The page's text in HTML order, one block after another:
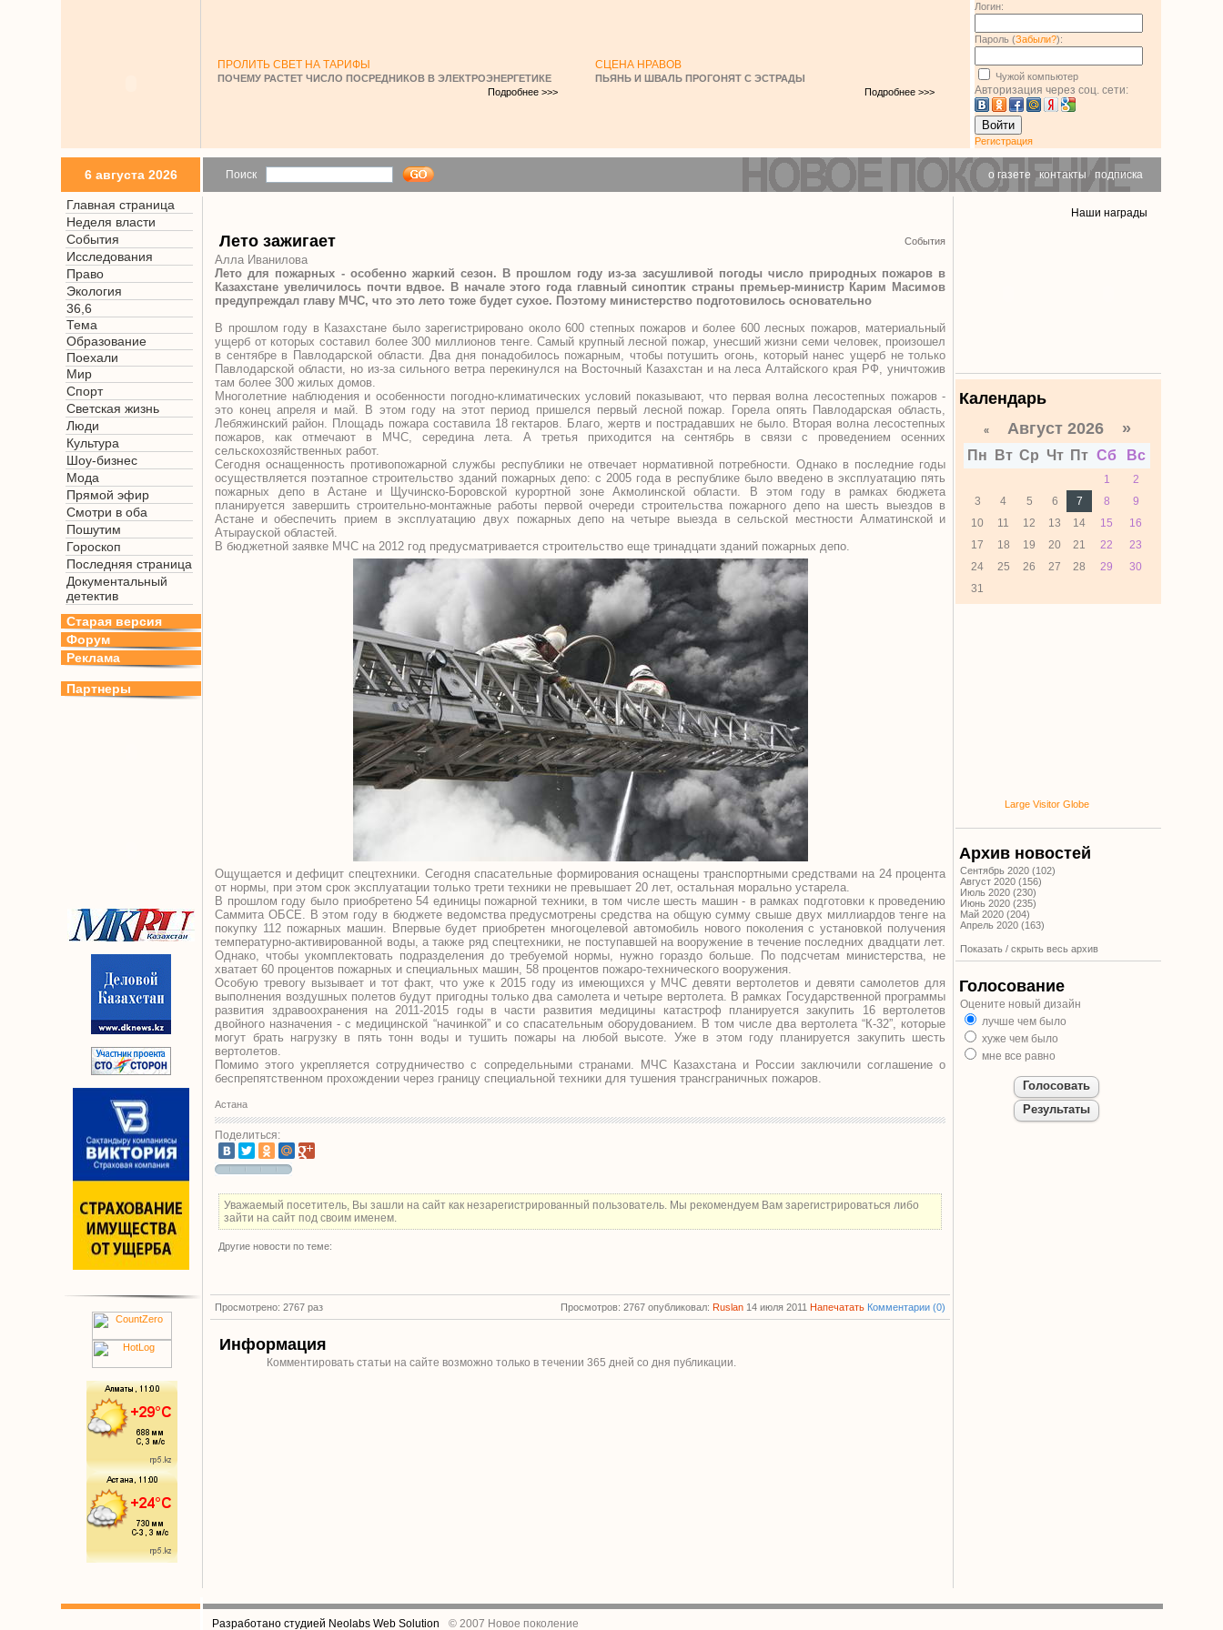
ПРОЛИТЬ СВЕТ НА ТАРИФЫ
ПОЧЕМУ РАСТЕТ ЧИСЛО ПОСРЕДНИКОВ В ЭЛЕКТРОЭНЕРГЕТИКЕ
Подробнее >>>
СЦЕНА НРАВОВ
ПЬЯНЬ И ШВАЛЬ ПРОГОНЯТ С ЭСТРАДЫ
Подробнее >>>
Логин:
Пароль (Забыли?):
Чужой компьютер
Авторизация через соц. сети:
Войти
Регистрация
6 августа 2026 Поиск о газете |контакты| подписка
Главная страница
Неделя власти
События
Исследования
Право
Экология
36,6
Тема
Образование
Поехали
Мир
Спорт
Светская жизнь
Люди
Культура
Шоу-бизнес
Мода
Прямой эфир
Смотри в оба
Пошутим
Гороскоп
Последняя страница
Документальный
детектив
Старая версия
Форум
Реклама
Партнеры
Лето зажигает События
Алла Иванилова
Лето для пожарных - особенно жаркий сезон. В прошлом году из-за засушливой погоды число природных пожаров в
Казахстане увеличилось почти вдвое. В начале этого года главный синоптик страны премьер-министр Карим Масимов
предупреждал главу МЧС, что это лето тоже будет сухое. Поэтому министерство подготовилось основательно
В прошлом году в Казахстане было зарегистрировано около 600 степных пожаров и более 600 лесных пожаров, материальный
ущерб от которых составил более 300 миллионов тенге. Самый крупный лесной пожар, унесший жизни семи человек, произошел
в сентябре в Павлодарской области. Два дня понадобилось пожарным, чтобы потушить огонь, который нанес ущерб не только
Павлодарской области, но из-за сильного ветра перекинулся на Восточный Казахстан и на леса Алтайского края РФ, уничтожив
там более 300 жилых домов.
Многолетние наблюдения и особенности погодно-климатических условий показывают, что первая волна лесостепных пожаров -
это конец апреля и май. В этом году на этот период пришелся первый лесной пожар. Горела опять Павлодарская область,
Лебяжинский район. Площадь пожара составила 18 гектаров. Благо, жертв и пострадавших не было. Вторая волна лесостепных
пожаров, как отмечают в МЧС, середина лета. А третья приходится на сентябрь в связи с проведением осенних
сельскохозяйственных работ.
Сегодня оснащенность противопожарной службы республики не отвечает нормативной потребности. Однако в последние годы
осуществляется поэтапное строительство зданий пожарных депо: с 2005 года в республике было введено в эксплуатацию пять
пожарных депо в Астане и Щучинско-Боровской курортной зоне Акмолинской области. В этом году в рамках бюджета
планируется завершить строительно-монтажные работы первой очереди строительства пожарного депо на шесть выездов в
Астане и обеспечить прием в эксплуатацию двух пожарных депо на четыре выезда в сельской местности Алматинской и
Атырауской областей.
В бюджетной заявке МЧС на 2012 год предусматривается строительство еще тринадцати зданий пожарных депо.
Ощущается и дефицит спецтехники. Сегодня спасательные формирования оснащены транспортными средствами на 24 процента
от нормы, при этом срок эксплуатации только трети техники не превышает 20 лет, остальная морально устарела.
В прошлом году было приобретено 54 единицы пожарной техники, в том числе шесть машин - в рамках подготовки к проведению
Саммита ОБСЕ. В этом году в бюджете ведомства предусмотрены средства на общую сумму свыше двух миллиардов тенге на
покупку 112 пожарных машин. Впервые будет приобретен многоцелевой автомобиль нового поколения с установкой получения
температурно-активированной воды, а также ряд спецтехники, не поступавшей на вооружение в течение последних двадцати лет.
Однако, чтобы укомплектовать подразделения до требуемой нормы, нужно гораздо больше. По подсчетам министерства, не
хватает 60 процентов пожарных и специальных машин, 58 процентов пожаро-технического вооружения.
Особую тревогу вызывает и тот факт, что уже к 2015 году из имеющихся у МЧС девяти вертолетов и девяти самолетов для
выполнения воздушных полетов будут пригодны только два самолета и четыре вертолета. В рамках Государственной программы
развития здравоохранения на 2011-2015 годы в части развития медицины катастроф планируется закупить 16 вертолетов
двойного назначения - с медицинской “начинкой” и со спасательным оборудованием. В том числе два вертолета “К-32”, которые
могут брать нагрузку в пять тонн воды и тушить пожары на любой высоте. Уже в этом году планируется закупить шесть
вертолетов.
Помимо этого укрепляется сотрудничество с сопредельными странами. МЧС Казахстана и России заключили соглашение о
беспрепятственном прохождении через границу специальной техники для тушения трансграничных пожаров.
Астана
Поделиться:
Уважаемый посетитель, Вы зашли на сайт как незарегистрированный пользователь. Мы рекомендуем Вам зарегистрироваться либо
зайти на сайт под своим именем.
Другие новости по теме:
Просмотрено: 2767 раз Просмотров: 2767 опубликовал:Ruslan 14 июля 2011Напечатать Комментарии (0)
Информация
Комментировать статьи на сайте возможно только в течении365 дней со дня публикации.
Наши награды
Календарь
«Август 2026 »
Пн Вт Ср Чт Пт Сб Вс
1
2
3
4 5 6 7 8
9
10
11 12 13 14 15
16
17
18 19 20 21 22
23
24
25 26 27 28 29
30
31
Large Visitor Globe
Архив новостей
Сентябрь 2020 (102)
Август 2020 (156)
Июль 2020 (230)
Июнь 2020 (235)
Май 2020 (204)
Апрель 2020 (163)
Показать / скрыть весь архив
Голосование
Оцените новый дизайн
лучше чем было
хуже чем было
мне все равно
Разработано студией Neolabs Web Solution © 2007 Новое поколение